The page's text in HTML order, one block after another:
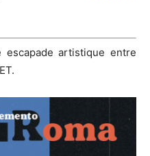
escapade artistique entre